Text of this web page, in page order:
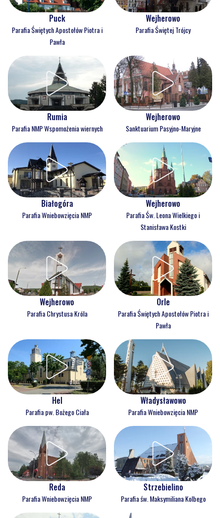
Puck
Parafia Świętych Apostołów Piotra i
Pawła
Wejherowo
Parafia Świętej Trójcy
Rumia
Parafia NMP Wspomożenia wiernych
Wejherowo
Sanktuarium Pasyjno-Maryjne
Białogóra
Parafia Wniebowzięcia NMP
Wejherowo
Parafia Św. Leona Wielkiego i
Stanisława Kostki
Wejherowo
Parafia Chrystusa Króla
Orle
Parafia Świętych Apostołów Piotra i
Pawła
Hel
Parafia pw. Bożego Ciała
Władysławowo
Parafia Wniebowzięcia NMP
Reda
Parafia Wniebowzięcia NMP
Strzebielino
Parafia św. Maksymiliana Kolbego